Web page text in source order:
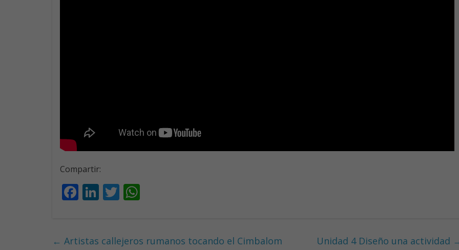
Compartir:
F
b
Li
e
T
er s
← Artistas callejeros rumanos tocando el Cimbalom Unidad 4 Diseño una actividad